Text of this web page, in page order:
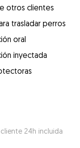
otros clientes
trasladar perros
oral
inyectada
24h incluida